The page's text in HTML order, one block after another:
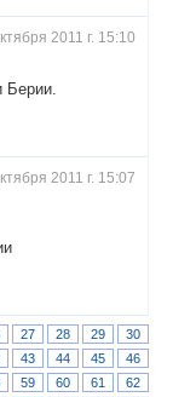
2011 г. 15:10
2011 г. 15:07
27 28 29
30
43 44 45
46
59 60 61
62